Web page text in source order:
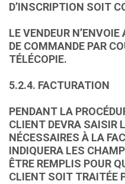
D’INSCRIPTION SOIT
LE VENDEUR
DE COMMANDE PAR
TÉLÉCOPIE.
5.2.4. FACTURATION
PENDANT LA
CLIENT DEVRA SAISIR
NÉCESSAIRES À LA
INDIQUERA LES
ÊTRE REMPLIS POUR
CLIENT SOIT TRAITÉE